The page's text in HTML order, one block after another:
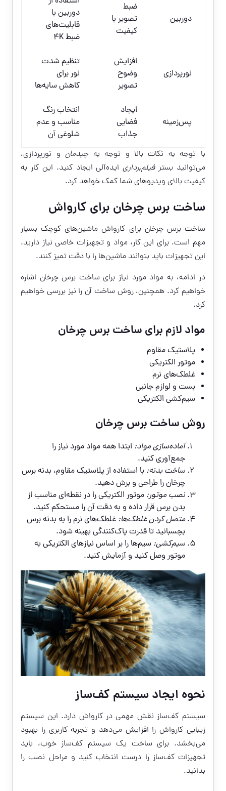
دوربین
ضبط
تصویر با
کیفیت
دوربین با
قابلیت‌های
ضبط ۴K
نورپردازی
افزایش
وضوح
تصویر
تنظیم شدت
نور برای
کاهش سایه‌ها
پس‌زمینه
ایجاد
فضایی
جذاب
انتخاب رنگ
مناسب و عدم
شلوغی آن
با توجه به نکات بالا و توجه به چیدمانو نورپردازی،
می‌توانید بستر فیلم‌برداریایده‌آلی ایجاد کنید. این کار به
کیفیت بالای ویدیوهای شما کمک خواهد کرد.
ساخت برس چرخان برای کارواش
ساخت برس چرخان برای کارواش ماشین‌های کوچک بسیار
مهم است. برای این کار، مواد و تجهیزات خاصی نیاز دارید.
این تجهیزات باید بتوانند ماشین‌ها را با دقت تمیز کنند.
در ادامه، به مواد مورد نیاز برای ساخت برس چرخان اشاره
خواهیم کرد. همچنین، روش ساخت آن را نیز بررسی خواهیم
کرد.
مواد لازم برای ساخت برس چرخان
پلاستیک مقاوم
موتور الکتریکی
غلطک‌های نرم
بست و لوازم جانبی
سیم‌کشی الکتریکی
روش ساخت برس چرخان
آماده‌سازی مواد: ابتدا همه مواد مورد نیاز را
جمع‌آوری کنید.
ساخت بدنه: با استفاده از پلاستیک مقاوم، بدنه برس
چرخان را طراحی و برش دهید.
نصب موتور: موتور الکتریکی را در نقطه‌ای مناسب از
بدن برس قرار داده و به دقت آن را مستحکم کنید.
متصل کردن غلطک‌ها: غلطک‌های نرم را به بدنه برس
بچسبانید تا قدرت پاک‌کنندگی بهینه شود.
سیم‌کشی: سیم‌ها را بر اساس نیازهای الکتریکی به
موتور وصل کنید و آزمایش کنید.
نحوه ایجاد سیستم کف‌ساز
سیستم کف‌ساز نقش مهمی در کارواش دارد. این سیستم
زیبایی کارواش را افزایش می‌دهد و تجربه کاربری را بهبود
می‌بخشد. برای ساخت یک سیستم کف‌ساز خوب، باید
تجهیزات کف‌ساز را درست انتخاب کنید و مراحل نصب را
بدانید.